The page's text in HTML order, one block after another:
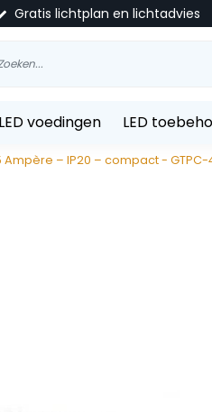
Gratis lichtplan en lichtadvies
LED voedingen LED
Ampère – IP20 – compact - GTPC-